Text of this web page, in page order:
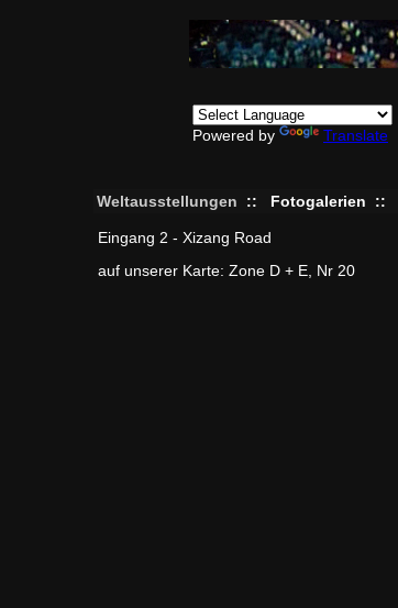
Powered by Translate
Weltausstellungen
:: Fotogalerien ::
Eingang 2 - Xizang Road
auf unserer Karte: Zone D + E, Nr 20